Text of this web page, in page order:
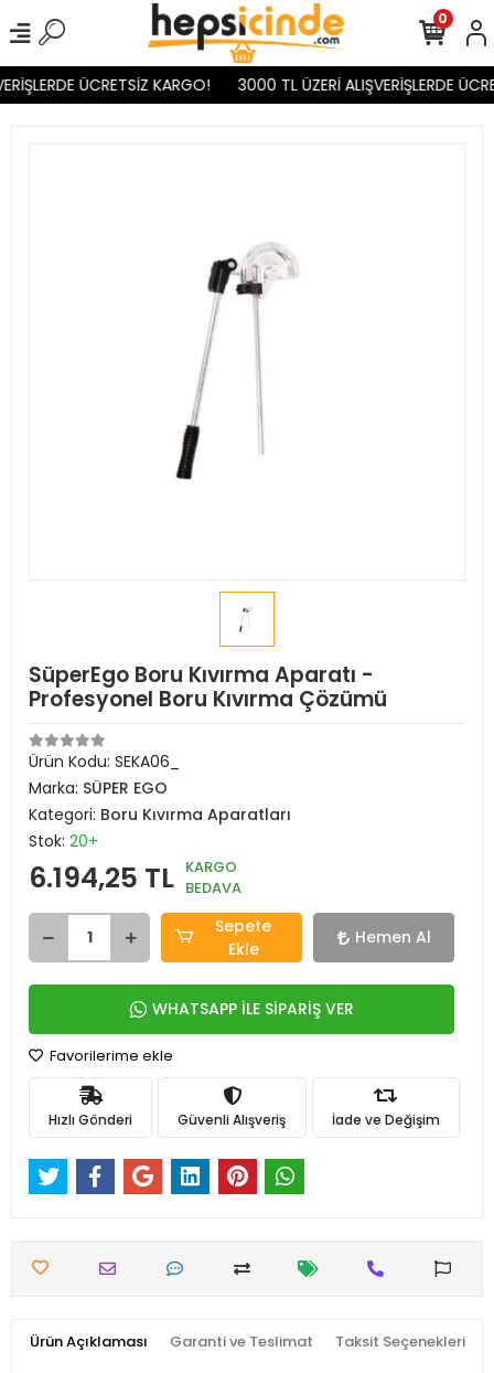
ÜCRETSİZ KARGO! 3000 TL ÜZERİ ALIŞVERİŞLERDE
0
SüperEgo Boru Kıvırma Aparatı -
Profesyonel Boru Kıvırma Çözümü
Ürün Kodu: SEKA06_
Marka: SÜPER EGO
Kategori: Boru Kıvırma Aparatları
Stok: 20+
6.194,25 TL KARGO
BEDAVA
Sepete
Ekle
Hemen Al
WHATSAPP İLE SİPARİŞ VER
Favorilerime ekle
Hızlı Gönderi Güvenli Alışveriş İade ve Değişim
Ürün Açıklaması Garanti ve Teslimat Taksit Seçenekleri